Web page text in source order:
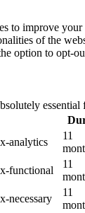
to improve
of the
option to opt-
analytics
11
functional
11
necessary
11